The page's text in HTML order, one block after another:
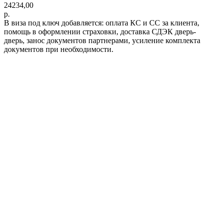
24234,00
р.
В виза под ключ добавляется: оплата КС и СС за клиента,
помощь в оформлении страховки, доставка СДЭК дверь-
дверь, занос документов партнерами, усиление комплекта
документов при необходимости.